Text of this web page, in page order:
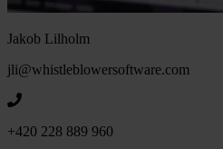
Jakob Lilholm
jli@whistleblowersoftware.com
+420 228 889 960